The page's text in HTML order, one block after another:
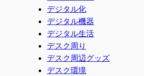
デジタル化
デジタル機器
デジタル生活
デスク周り
デスク周辺グッズ
デスク環境